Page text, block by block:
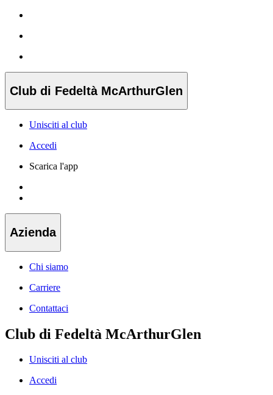
Club di Fedeltà McArthurGlen
Unisciti al club
Accedi
Scarica l'app
Azienda
Chi siamo
Carriere
Contattaci
Club di Fedeltà McArthurGlen
Unisciti al club
Accedi